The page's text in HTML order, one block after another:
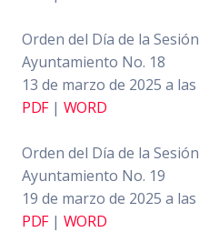
Orden del Día de la
Ayuntamiento No. 18
13 de marzo de 2025 a
PDF| WORD
Orden del Día de la
Ayuntamiento No. 19
19 de marzo de 2025 a
PDF| WORD